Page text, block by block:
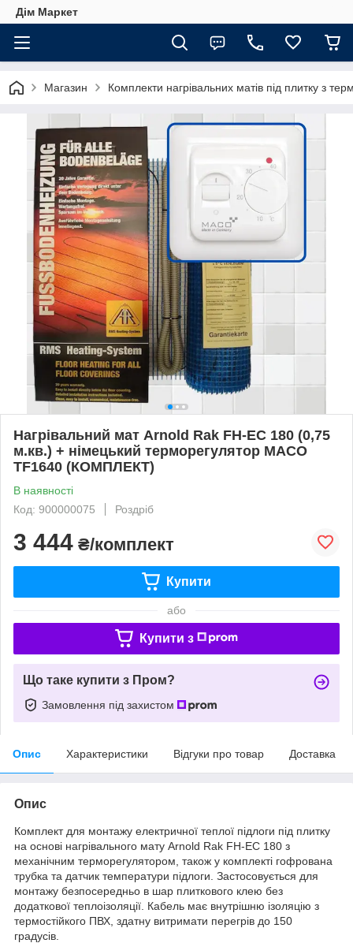
Дім Маркет
Магазин Комплекти нагрівальних матів під плитку з
Нагрівальний мат Arnold Rak FH-EC 180 (0,75
м.кв.) + німецький терморегулятор MACO
TF1640 (КОМПЛЕКТ)
В наявності
Код: 900000075
Роздріб
3 444 ₴/комплект
Купити
або
Купити з
Що таке купити з Пром?
Замовлення під захистом
Опис Характеристики Відгуки про товар Доставка
Опис
Комплект для монтажу електричної теплої підлоги під плитку
на основі нагрівального мату Arnold Rak FH-EC 180 з
механічним терморегулятором, також у комплекті гофрована
трубка та датчик температури підлоги. Застосовується для
монтажу безпосередньо в шар плиткового клею без
додаткової теплоізоляції. Кабель має внутрішню ізоляцію з
термостійкого ПВХ, здатну витримати перегрів до 150
градусів.